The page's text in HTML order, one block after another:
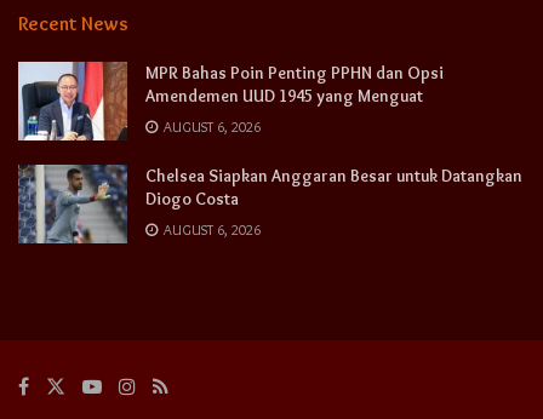
Recent News
MPR Bahas Poin Penting PPHN dan Opsi
Amendemen UUD 1945 yang Menguat
AUGUST 6, 2026
Chelsea Siapkan Anggaran Besar untuk Datangkan
Diogo Costa
AUGUST 6, 2026